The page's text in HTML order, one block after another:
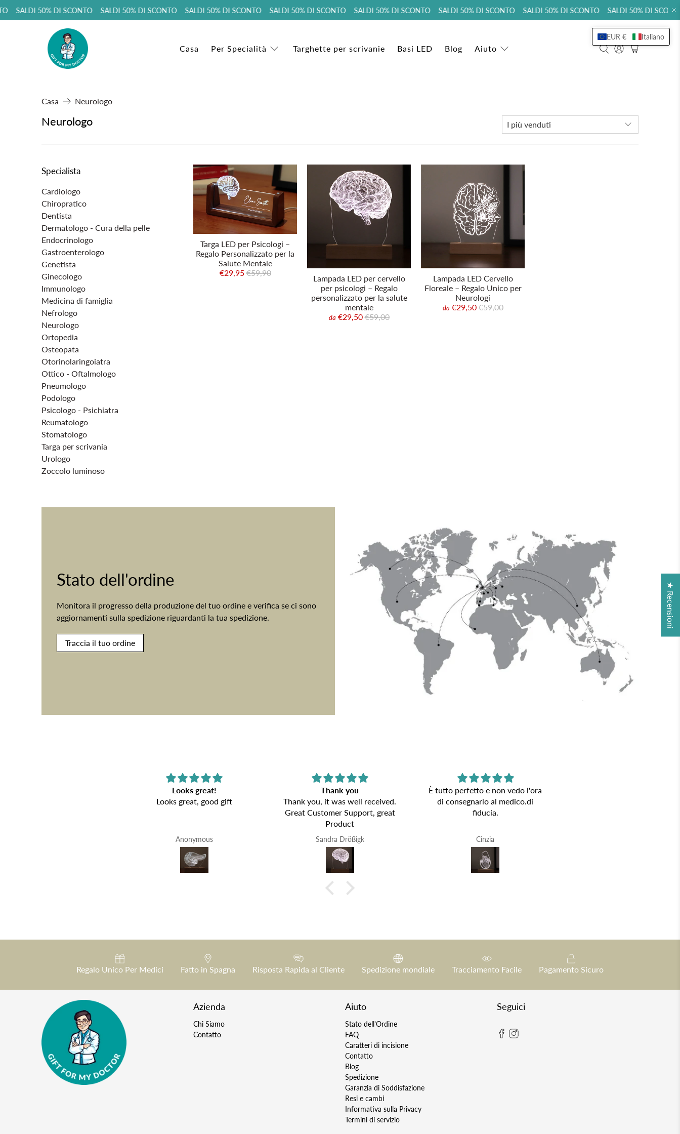
SALDI 50% DI SCONTO SALDI 50% DI SCONTO SALDI 50% DI SCONTO SALDI 50% DI SCONTO SALDI 50% DI SCONTO SALDI 50% DI SCONTO SALDI 50% DI SCONTO SALDI 50% DI
Casa Per Specialità Targhette per scrivanie Basi LED Blog Aiuto
Casa Neurologo
Neurologo
Specialista
Cardiologo
Chiropratico
Dentista
Dermatologo - Cura della pelle
Endocrinologo
Gastroenterologo
Genetista
Ginecologo
Immunologo
Medicina di famiglia
Nefrologo
Neurologo
Ortopedia
Osteopata
Otorinolaringoiatra
Ottico - Oftalmologo
Pneumologo
Podologo
Psicologo - Psichiatra
Reumatologo
Stomatologo
Targa per scrivania
Urologo
Zoccolo luminoso
Targa LED per Psicologi –
Regalo Personalizzato per la
Salute Mentale
€29,95 €59,90
Lampada LED per cervello
per psicologi – Regalo
personalizzato per la salute
mentale
da €29,50 €59,00
Lampada LED Cervello
Floreale – Regalo Unico per
Neurologi
da €29,50 €59,00
Stato dell'ordine
Monitora il progresso della produzione del tuo ordine e verifica se ci sono
aggiornamenti sulla spedizione riguardanti la tua spedizione.
Traccia il tuo ordine
Looks great!
Looks great, good gift
Anonymous
Thank you
Thank you, it was well received.
Great Customer Support, great
Product
Sandra Drößigk
È tutto perfetto e non vedo l'ora
di consegnarlo al medico.di
fiducia.
Cinzia
Regalo Unico Per Medici Fatto in Spagna Risposta Rapida al Cliente Spedizione mondiale Tracciamento Facile Pagamento Sicuro
Azienda
Chi Siamo
Contatto
Aiuto
Stato dell'Ordine
FAQ
Caratteri di incisione
Contatto
Blog
Spedizione
Garanzia di Soddisfazione
Resi e cambi
Informativa sulla Privacy
Termini di servizio
Seguici
★ Recensioni
EUR € Italiano